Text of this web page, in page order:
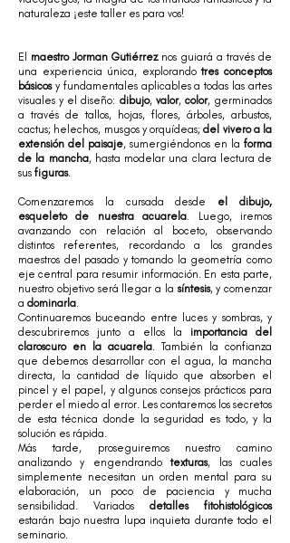
naturaleza ¡este taller es para vos!
El maestro Jorman Gutiérrez nos guiará a través de
una experiencia única, explorandotres conceptos
básicos y fundamentales aplicables a todas las artes
visuales y el diseño: dibujo, valor, color, germinados
a través de tallos, hojas, flores, árboles, arbustos,
cactus; helechos, musgos y orquídeas;del vivero a la
extensión del paisaje, sumergiéndonos en la forma
de la mancha, hasta modelar una clara lectura de
sus figuras.
Comenzaremos la cursada desde el dibujo,
esqueleto de nuestra acuarela. Luego, iremos
avanzando con relación al boceto, observando
distintos referentes, recordando a los grandes
maestros del pasado y tomando la geometría como
eje central para resumir información. En esta parte,
nuestro objetivo será llegar a la síntesis, y comenzar
a dominarla.
Continuaremos buceando entre luces y sombras, y
descubriremos junto a ellos la importancia del
claroscuro en la acuarela. También la confianza
que debemos desarrollar con el agua, la mancha
directa, la cantidad de líquido que absorben el
pincel y el papel, y algunos consejos prácticos para
perder el miedo al error. Les contaremos los secretos
de esta técnica donde la seguridad es todo, y la
solución es rápida.
Más tarde, proseguiremos nuestro camino
analizando y engendrandotexturas, las cuales
simplemente necesitan un orden mental para su
elaboración, un poco de paciencia y mucha
sensibilidad. Variados detalles fitohistológicos
estarán bajo nuestra lupa inquieta durante todo el
seminario.